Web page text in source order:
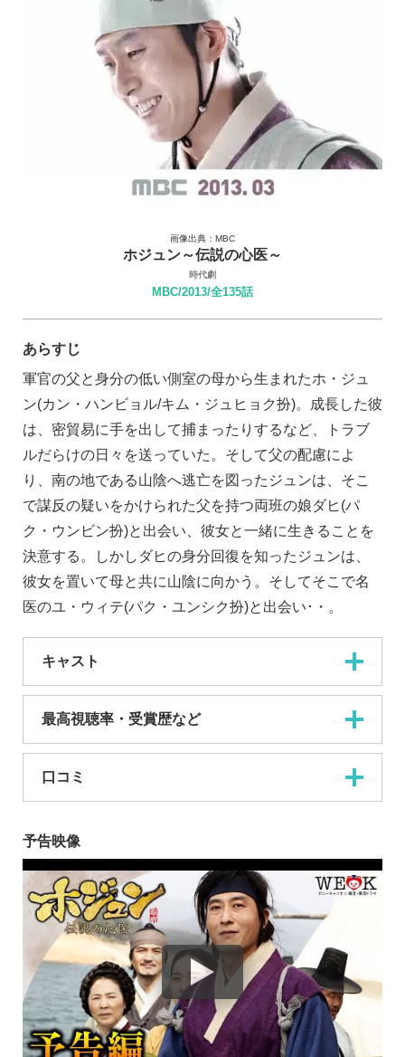
画像出典：MBC
ホジュン～伝説の心医～
時代劇
MBC/2013/全135話
あらすじ
軍官の父と身分の低い側室の母から生まれたホ・ジュ
ン(カン・ハンビョル/キム・ジュヒョク扮)。成長した彼
は、密貿易に手を出して捕まったりするなど、トラブ
ルだらけの日々を送っていた。そして父の配慮によ
り、南の地である山陰へ逃亡を図ったジュンは、そこ
で謀反の疑いをかけられた父を持つ両班の娘ダヒ(パ
ク・ウンビン扮)と出会い、彼女と一緒に生きることを
決意する。しかしダヒの身分回復を知ったジュンは、
彼女を置いて母と共に山陰に向かう。そしてそこで名
医のユ・ウィテ(パク・ユンシク扮)と出会い･・。
キャスト
最高視聴率・受賞歴など
口コミ
予告映像